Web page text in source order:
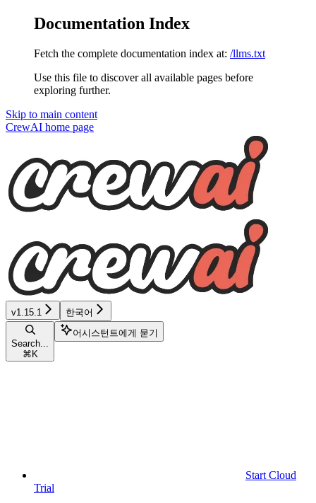
Documentation Index
Fetch the complete documentation index at: /llms.txt
Use this file to discover all available pages before
exploring further.
Skip to main content
CrewAI home page
v1.15.1 한국어
Search...
⌘ K
어시스턴트에게 묻기
Start Cloud
Trial